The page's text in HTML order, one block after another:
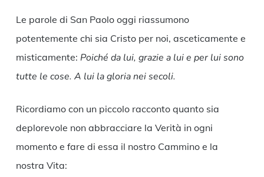
Le parole di San Paolo oggi riassumono
potentemente chi sia Cristo per noi, asceticamente e
misticamente: Poiché da lui, grazie a lui e per lui sono
tutte le cose. A lui la gloria nei secoli.
Ricordiamo con un piccolo racconto quanto sia
deplorevole non abbracciare la Verità in ogni
momento e fare di essa il nostro Cammino e la
nostra Vita: